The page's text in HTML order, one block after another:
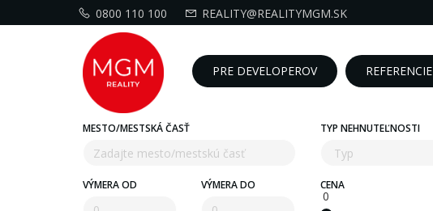
0800 110 100 REALITY@REALITYMGM.SK
PRE DEVELOPEROV REFERENCIE
MESTO/MESTSKÁ ČASŤ TYP NEHNUTEĽNOSTI
VÝMERA OD VÝMERA DO CENA
0